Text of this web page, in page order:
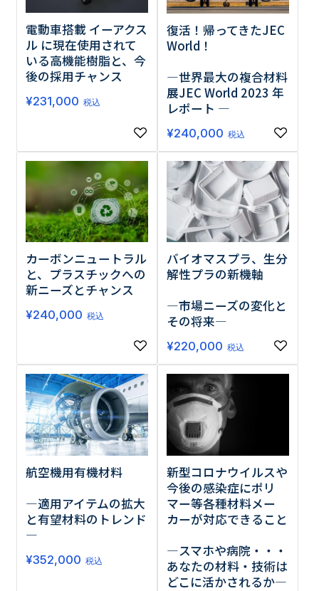
電動車搭載 イーアクス
ル に現在使用されて
いる高機能樹脂と、今
後の採用チャンス
¥231,000 税込
復活！帰ってきたJEC
World！
―世界最大の複合材料
展JEC World 2023 年
レポート ―
¥240,000 税込
カーボンニュートラル
と、プラスチックへの
新ニーズとチャンス
¥240,000 税込
バイオマスプラ、生分
解性プラの新機軸
―市場ニーズの変化と
その将来―
¥220,000 税込
航空機用有機材料
―適用アイテムの拡大
と有望材料のトレンド
―
¥352,000 税込
新型コロナウイルスや
今後の感染症にポリ
マー等各種材料メー
カーが対応できること
―スマホや病院・・・
あなたの材料・技術は
どこに活かされるか―